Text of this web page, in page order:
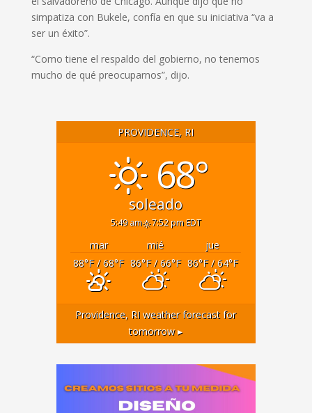
simpatiza con Bukele, confía en que su iniciativa “va a
ser un éxito”.
“Como tiene el respaldo del gobierno, no tenemos
mucho de qué preocuparnos”, dijo.
PROVIDENCE, RI
68°
soleado
5:49 am 7:52 pm EDT
mar mié
jue
88°F/ 68°F 86°F/ 66°F 86°F/ 64°F
Providence, RI weather forecast for
tomorrow ▸